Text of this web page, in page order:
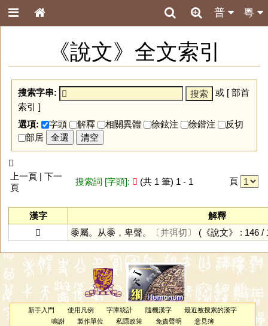
粵
普
《說文》全文索引
搜索字串: 或 [ 部首
索引 ]
選項:
字頭 解釋 相關異體 徐鉉注 徐鍇注
反切
部居
全選 清空
𪐄
上一頁 | 下一
頁
搜索詞 [字頭]: 𪐄 (共 1 筆) 1 - 1 頁
漢字
解釋
𪐄
黍屬。从黍，卑聲。 〔并弭切〕 (《說文》 : 146 /
新手入門 使用凡例 字庫統計 隨機漢字
最近被搜索的漢字
鳴謝
製作單位 私隱政策 免責聲明 意見簿